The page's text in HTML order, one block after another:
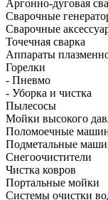
Аргонно-дуговая
Сварочные
Сварочные
Точечная сварка
Аппараты
Горелки
- Пневмо
- Уборка и чистка
Пылесосы
Мойки высокого
Поломоечные
Подметальные
Снегоочистители
Чистка ковров
Портальные мойки
Системы очистки